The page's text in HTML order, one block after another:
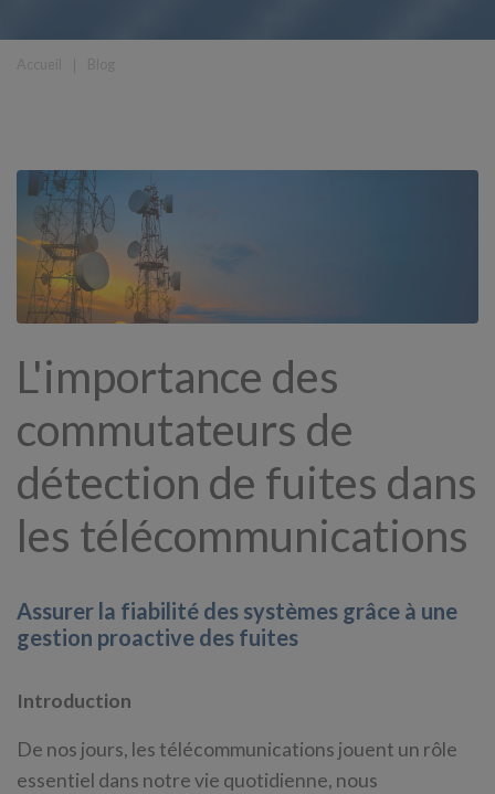
L'importance des
commutateurs de
détection de fuites dans
les télécommunications
Assurer la fiabilité des systèmes grâce à une
gestion proactive des fuites
Introduction
De nos jours, les télécommunications jouent un rôle
essentiel dans notre vie quotidienne, nous